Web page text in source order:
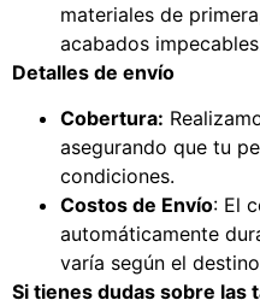
materiales de
acabados
Detalles de envío
Cobertura:
asegurando que tu
condiciones.
Costos de Envío: El
automáticamente
varía según el
Si tienes dudas sobre las